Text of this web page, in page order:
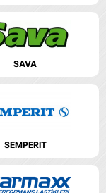
SAVA
SEMPERIT